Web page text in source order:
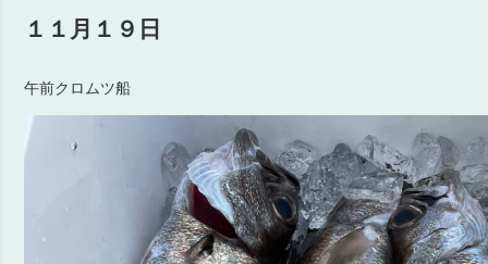
１１月１９日
午前クロムツ船